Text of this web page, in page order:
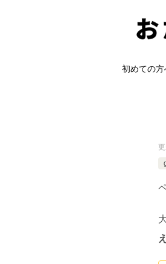
初めての方